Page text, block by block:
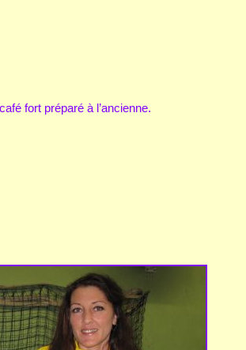
fort préparé à l’ancienne.